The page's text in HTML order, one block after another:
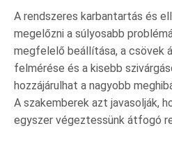
A rendszeres karbantartás és
megelőzni a súlyosabb
megfelelő beállítása, a csövek
felmérése és a kisebb
hozzájárulhat a nagyobb
A szakemberek azt javasolják,
egyszer végeztessünk átfogó